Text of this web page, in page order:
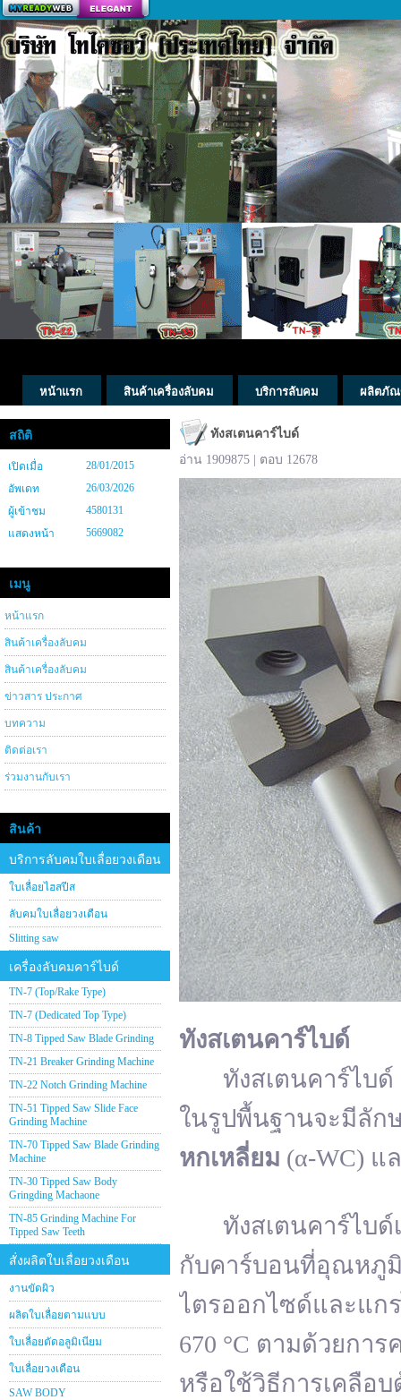
สร้างเว็บ
หน้าแรก สินค้าเครื่องลับคม บริการลับคม ผลิตภัณ
สถิติ
เปิดเมื่อ
28/01/2015
อัพเดท
26/03/2026
ผู้เข้าชม
4580131
แสดงหน้า
5669082
เมนู
หน้าแรก
สินค้าเครื่องลับคม
สินค้าเครื่องลับคม
ข่าวสาร ประกาศ
บทความ
ติดต่อเรา
ร่วมงานกับเรา
สินค้า
บริการลับคมใบเลื่อยวงเดือน
ใบเลื่อยไฮสปีส
ลับคมใบเลื่อยวงเดือน
Slitting saw
เครื่องลับคมคาร์ไบด์
TN-7 (Top/Rake Type)
TN-7 (Dedicated Top Type)
TN-8 Tipped Saw Blade Grinding
TN-21 Breaker Grinding Machine
TN-22 Notch Grinding Machine
TN-51 Tipped Saw Slide Face
Grinding Machine
TN-70 Tipped Saw Blade Grinding
Machine
TN-30 Tipped Saw Body
Gringding Machaone
TN-85 Grinding Machine For
Tipped Saw Teeth
สั่งผลิตใบเลื่อยวงเดือน
งานขัดผิว
ผลิตใบเลื่อยตามแบบ
ใบเลื่อยตัดอลูมิเนียม
ใบเลื่อยวงเดือน
SAW BODY
ทังสเตนคาร์ไบด์
อ่าน 1909875 | ตอบ 12678
ทังสเตนคาร์ไบด์
ทังสเตนคาร์ไบด์ (
ในรูปพื้นฐานจะมีลัก
หกเหลี่ยม (α-WC) แ
ทังสเตนคาร์ไบด์เ
กับคาร์บอนที่อุณหภูมิ
ไตรออกไซด์และแก
670 °C ตามด้วยกา
หรือใช้วิธีการเคลือบ